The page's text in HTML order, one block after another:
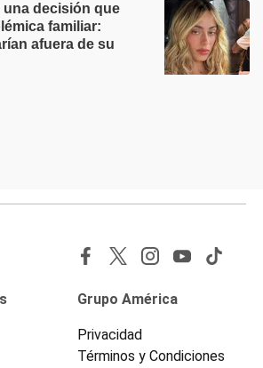
una decisión que
familiar:
afuera de su
Grupo América
Privacidad
Términos y Condiciones